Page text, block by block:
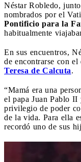
Néstar Robledo,
nombrados por el
Pontificio para la
habitualmente
En sus encuentros,
de encontrarse con el
Teresa de Calcuta.
“Mamá era una
el papa Juan Pablo II
privilegio de poder
de la vida. Para ella
recordó uno de sus